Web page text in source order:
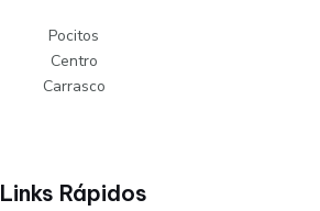
Pocitos
Centro
Carrasco
Links Rápidos